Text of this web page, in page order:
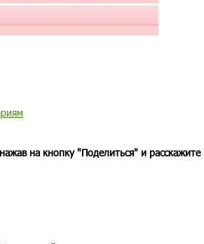
на кнопку "Поделиться" и расскажите